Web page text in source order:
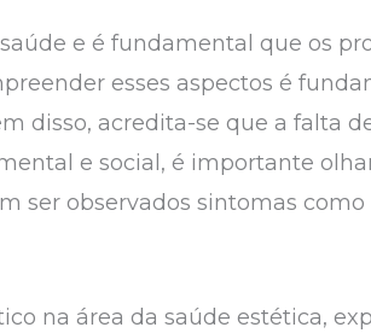
e é fundamental que os
esses aspectos é
disso, acredita-se que a falta
e social, é importante
ser observados sintomas
na área da saúde estética,